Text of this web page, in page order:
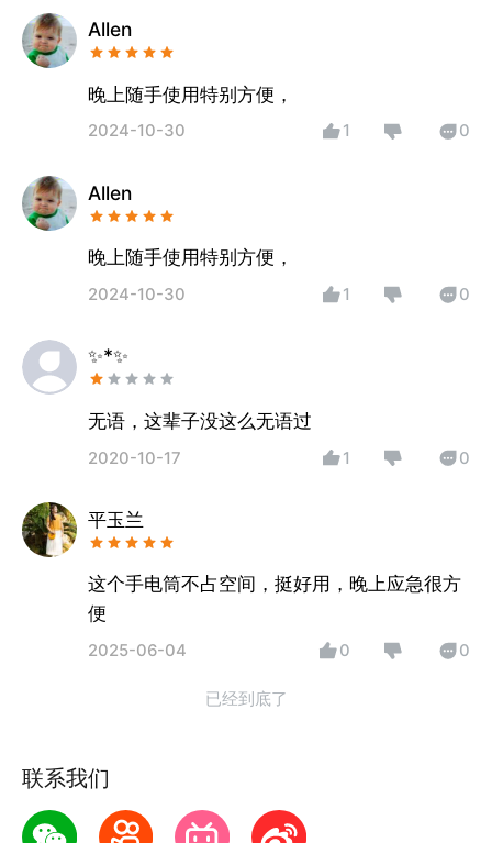
Allen
晚上随手使用特别方便，
2024-10-30 1 0
Allen
晚上随手使用特别方便，
2024-10-30 1 0
✨*✨
无语，这辈子没这么无语过
2020-10-17 1 0
平玉兰
这个手电筒不占空间，挺好用，晚上应急很方
便
2025-06-04 0 0
已经到底了
联系我们